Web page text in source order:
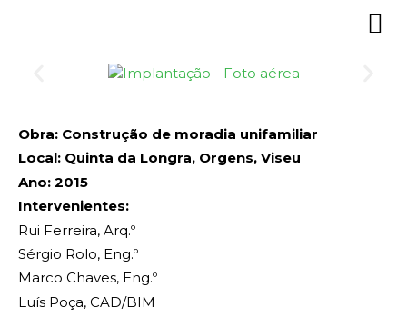
Obra: Construção de moradia unifamiliar
Local: Quinta da Longra, Orgens, Viseu
Ano: 2015
Intervenientes:
Rui Ferreira, Arq.º
Sérgio Rolo, Eng.º
Marco Chaves, Eng.º
Luís Poça, CAD/BIM